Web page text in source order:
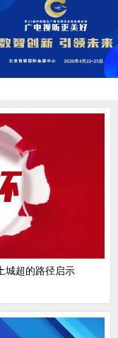
城超的路径启示